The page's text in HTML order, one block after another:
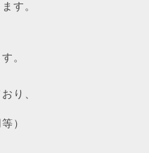
す。
。
り、
）